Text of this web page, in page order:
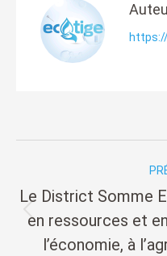
des
articles
Le District Somme
en ressources et
l’économie, à